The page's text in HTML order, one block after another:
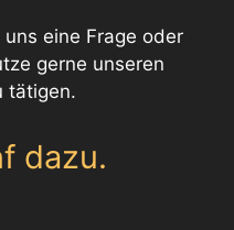
eine Frage oder
gerne unseren
tätigen.
dazu.